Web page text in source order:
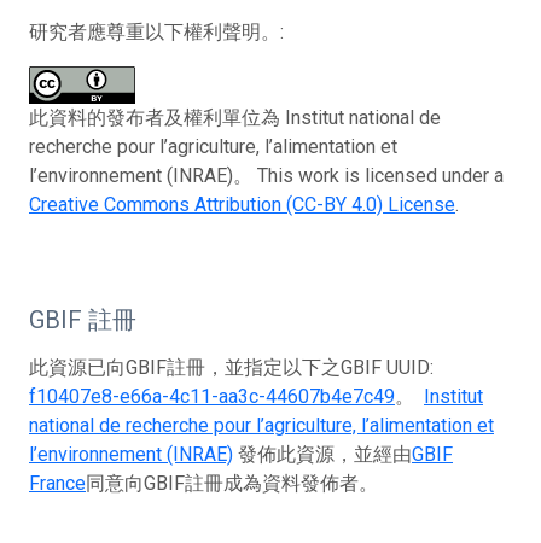
研究者應尊重以下權利聲明。:
此資料的發布者及權利單位為 Institut national de
recherche pour l’agriculture, l’alimentation et
l’environnement (INRAE)。 This work is licensed under a
Creative Commons Attribution (CC-BY 4.0) License.
GBIF 註冊
此資源已向GBIF註冊，並指定以下之GBIF UUID:
f10407e8-e66a-4c11-aa3c-44607b4e7c49。 Institut
national de recherche pour l’agriculture, l’alimentation et
l’environnement (INRAE) 發佈此資源，並經由GBIF
France同意向GBIF註冊成為資料發佈者。